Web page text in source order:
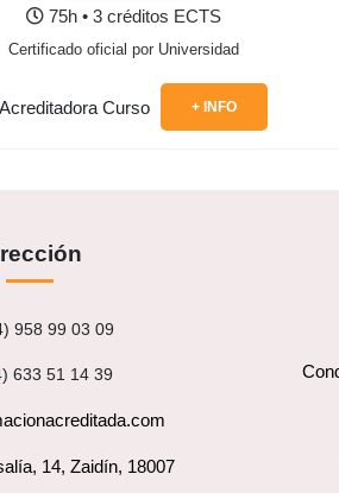
75h • 3 créditos ECTS
Certificado oficial por Universidad
+ INFO
958 99 03 09
633 51 14 39
14, Zaidín, 18007